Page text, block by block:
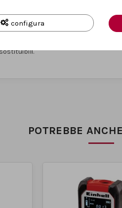
per una maggiore stabilità. Il
antiscivolo, garantisce
POTREBBE
configura